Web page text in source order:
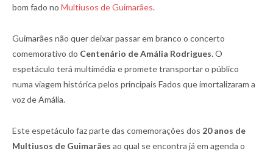
bom fado no Multiusos de Guimarães.
Guimarães não quer deixar passar em branco o concerto
comemorativo do Centenário de Amália Rodrigues. O
espetáculo terá multimédia e promete transportar o público
numa viagem histórica pelos principais Fados que imortalizaram a
voz de Amália.
Este espetáculo faz parte das comemorações dos 20 anos de
Multiusos de Guimarães ao qual se encontra já em agenda o